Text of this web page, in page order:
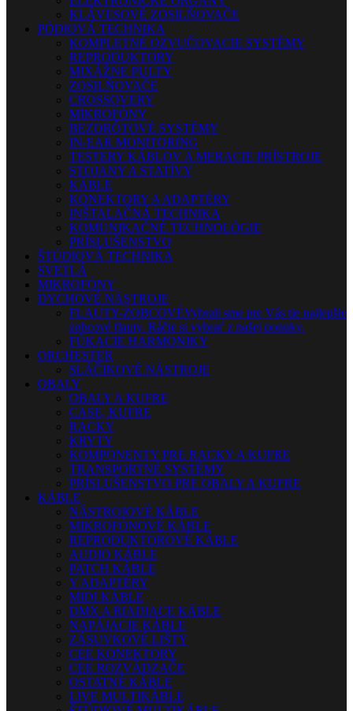
KLÁVESOVÉ ZOSILŇOVAČE
PÓDIOVÁ TECHNIKA
KOMPLETNÉ OZVUČOVACIE SYSTÉMY
REPRODUKTORY
MIXÁŽNE PULTY
ZOSILŇOVAČE
CROSSOVERY
MIKROFÓNY
BEZDRÔTOVÉ SYSTÉMY
IN-EAR MONITORING
TESTERY KÁBLOV A MERACIE PRÍSTROJE
STOJANY A STATÍVY
KÁBLE
KONEKTORY A ADAPTÉRY
INŠTALAČNÁ TECHNIKA
KOMUNIKAČNÉ TECHNOLÓGIE
PRÍSLUŠENSTVO
ŠTÚDIOVÁ TECHNIKA
SVETLÁ
MIKROFÓNY
DYCHOVÉ NÁSTROJE
FLAUTY-ZOBCOVÉVybrali sme pre Vás tie najlepšie
zobcové flauty. Ráčte si vybrať z našej ponuky.
FÚKACIE HARMONIKY
ORCHESTER
SLÁČIKOVÉ NÁSTROJE
OBALY
OBALY A KUFRE
CASE, KUFRE
RACKY
KRYTY
KOMPONENTY PRE RACKY A KUFRE
TRANSPORTNÉ SYSTÉMY
PRÍSLUŠENSTVO PRE OBALY A KUFRE
KÁBLE
NÁSTROJOVÉ KÁBLE
MIKROFÓNOVÉ KÁBLE
REPRODUKTOROVÉ KÁBLE
AUDIO KÁBLE
PATCH KÁBLE
Y ADAPTÉRY
MIDI KÁBLE
DMX A RIADIACE KÁBLE
NAPÁJACIE KÁBLE
ZÁSUVKOVÉ LIŠTY
CEE KONEKTORY
CEE ROZVÁDZAČE
OSTATNÉ KÁBLE
LIVE MULTIKÁBLE